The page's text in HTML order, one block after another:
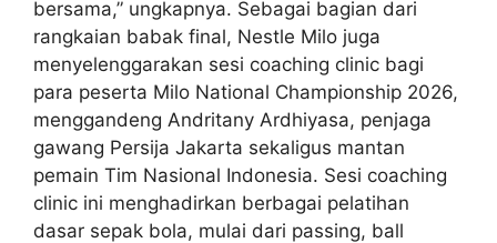
bersama,” ungkapnya. Sebagai bagian dari
rangkaian babak final, Nestle Milo juga
menyelenggarakan sesi coaching clinic bagi
para peserta Milo National Championship 2026,
menggandeng Andritany Ardhiyasa, penjaga
gawang Persija Jakarta sekaligus mantan
pemain Tim Nasional Indonesia. Sesi coaching
clinic ini menghadirkan berbagai pelatihan
dasar sepak bola, mulai dari passing, ball